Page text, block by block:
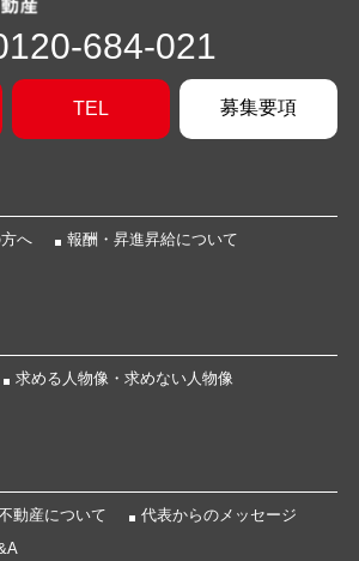
684-021
TEL 募集要項
へ
報酬・昇進昇給について
求める人物像・求めない人物像
動産について
代表からのメッセージ